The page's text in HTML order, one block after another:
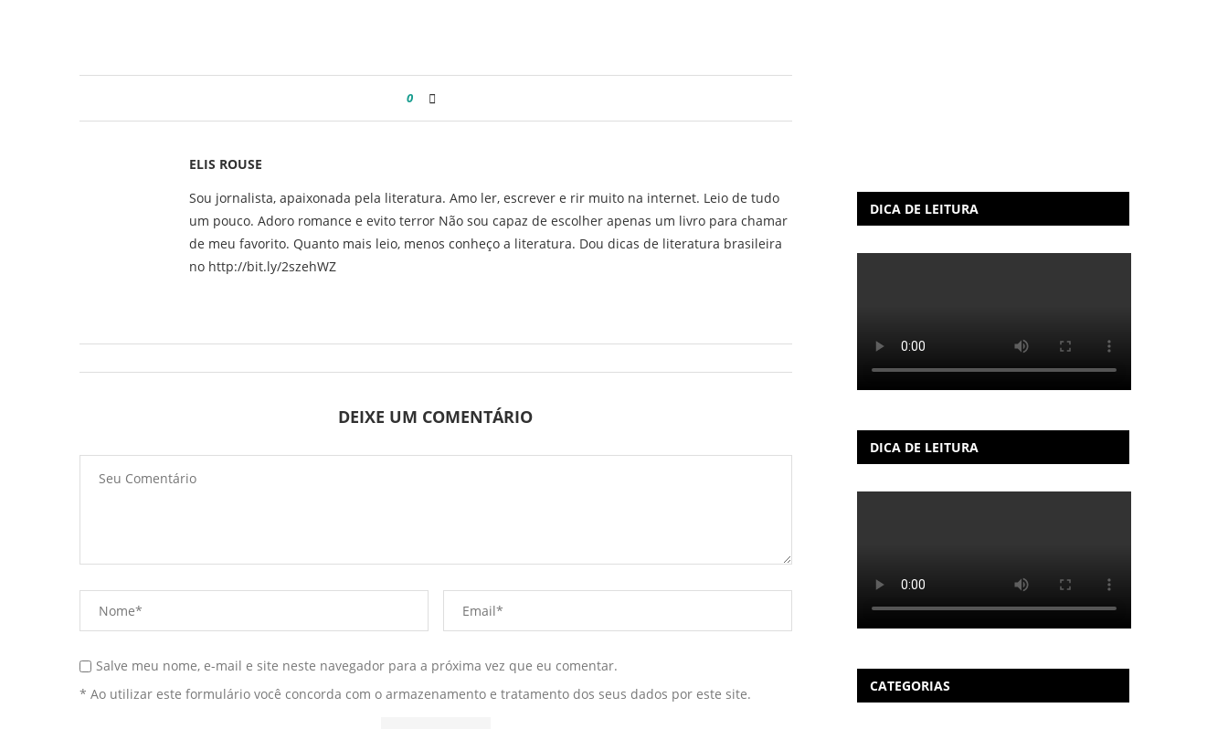
0
ELIS ROUSE
Sou jornalista, apaixonada pela literatura. Amo ler, escrever e rir muito na internet. Leio de tudo
um pouco. Adoro romance e evito terror Não sou capaz de escolher apenas um livro para chamar
de meu favorito. Quanto mais leio, menos conheço a literatura. Dou dicas de literatura brasileira
no http://bit.ly/2szehWZ
DEIXE UM COMENTÁRIO
Salve meu nome, e-mail e site neste navegador para a próxima vez que eu comentar.
* Ao utilizar este formulário você concorda com o armazenamento e tratamento dos seus dados por este site.
DICA DE LEITURA
DICA DE LEITURA
CATEGORIAS